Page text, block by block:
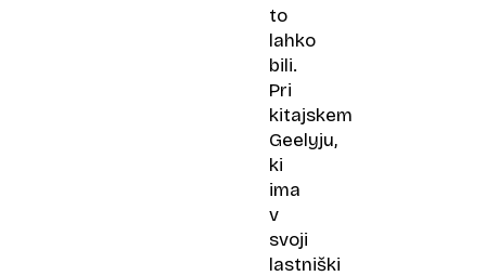
to
lahko
bili.
Pri
kitajskem
Geelyju,
ki
ima
v
svoji
lastniški